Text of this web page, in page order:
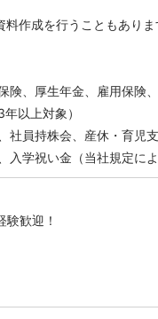
作成を行うこともありま
険、厚生年金、雇用保険、
以上対象）
社員持株会、産休・育児
入学祝い金（当社規定に
験歓迎！